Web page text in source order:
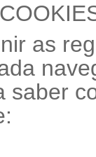
as
saber